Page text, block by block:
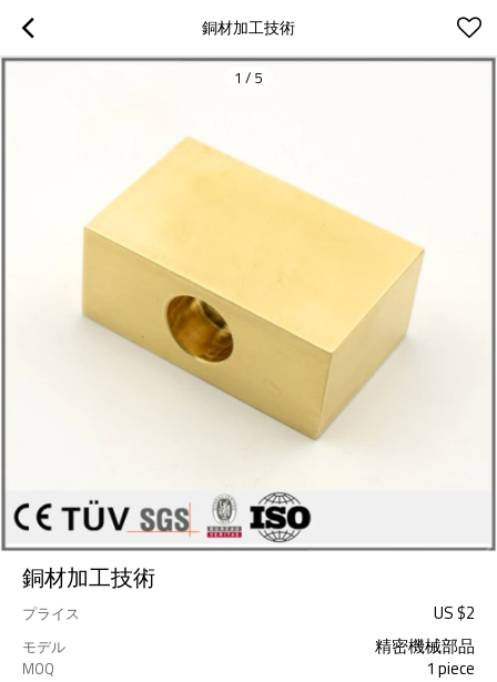
銅材加工技術
1 / 5
銅材加工技術
プライス US $2
モデル 精密機械部品
MOQ 1 piece